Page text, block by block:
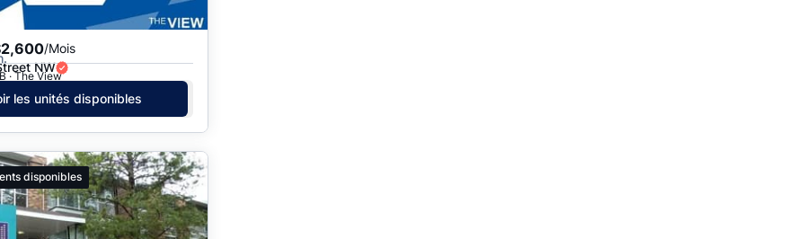
/Mois
NW
· The View
les unités disponibles
disponibles